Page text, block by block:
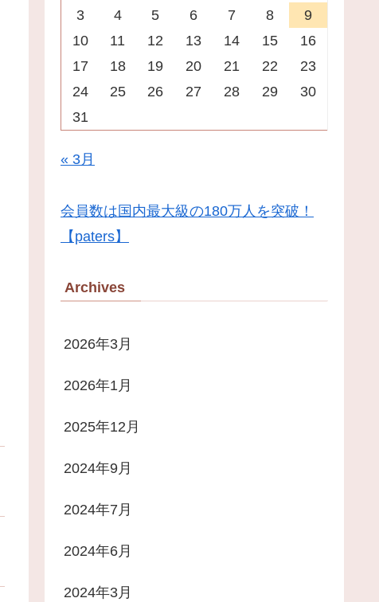
3
4 5 6 7 8
9
10
11 12 13 14 15
16
17
18 19 20 21 22
23
24
25 26 27 28 29
30
31
« 3月
会員数は国内最大級の180万人を突破！
【paters】
Archives
2026年3月
2026年1月
2025年12月
2024年9月
2024年7月
2024年6月
2024年3月